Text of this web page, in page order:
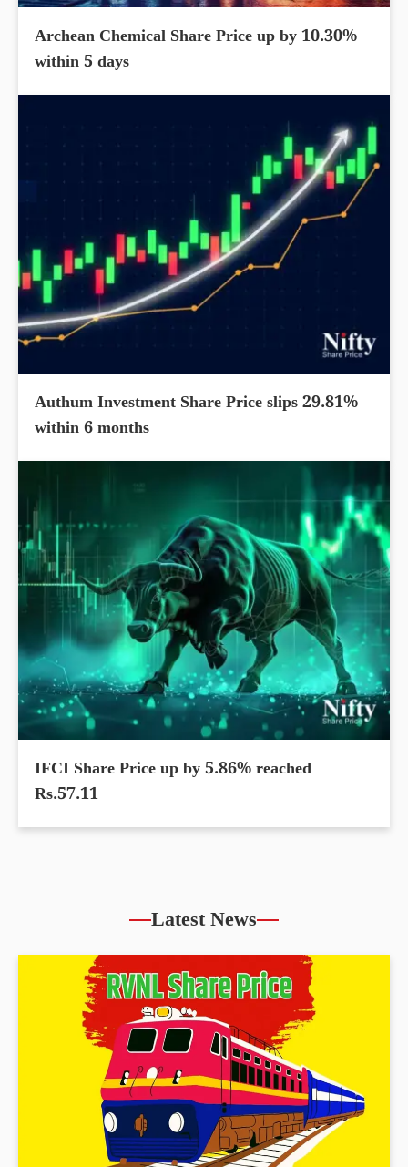
Archean Chemical Share Price up by 10.30%
within 5 days
Authum Investment Share Price slips 29.81%
within 6 months
IFCI Share Price up by 5.86% reached
Rs.57.11
Latest News